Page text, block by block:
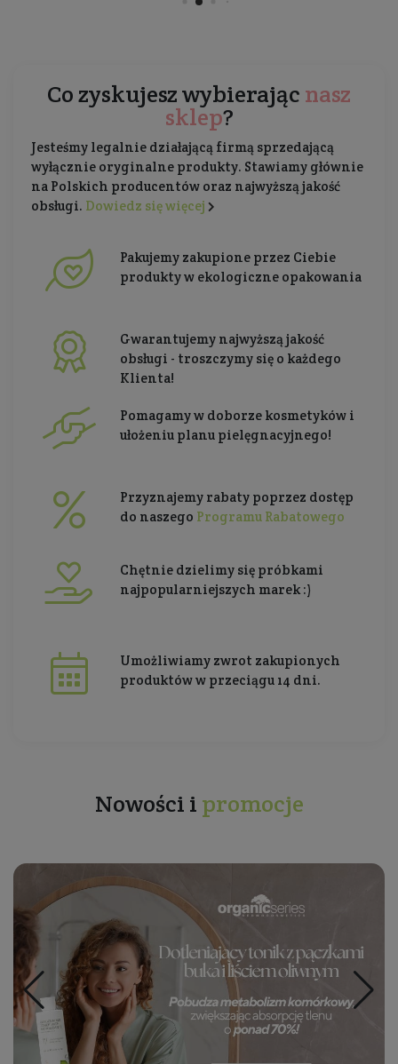
Co zyskujesz wybierając nasz
sklep?
Jesteśmy legalnie działającą firmą sprzedającą
wyłącznie oryginalne produkty. Stawiamy głównie
na Polskich producentów oraz najwyższą jakość
obsługi. Dowiedz się więcej
Pakujemy zakupione przez Ciebie
produkty w ekologiczne opakowania
Gwarantujemy najwyższą jakość
obsługi - troszczymy się o każdego
Klienta!
Pomagamy w doborze kosmetyków i
ułożeniu planu pielęgnacyjnego!
Przyznajemy rabaty poprzez dostęp
do naszego Programu Rabatowego
Chętnie dzielimy się próbkami
najpopularniejszych marek :)
Umożliwiamy zwrot zakupionych
produktów w przeciągu 14 dni.
Nowości i promocje